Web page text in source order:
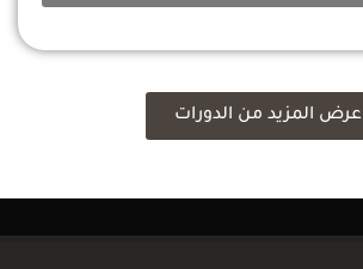
عرض المزيد من الدورات